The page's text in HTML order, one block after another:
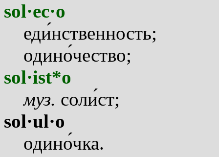
sol·ec·o
единственность;
одиночество;
sol·ist*o
муз. солист;
sol·ul·o
одиночка.